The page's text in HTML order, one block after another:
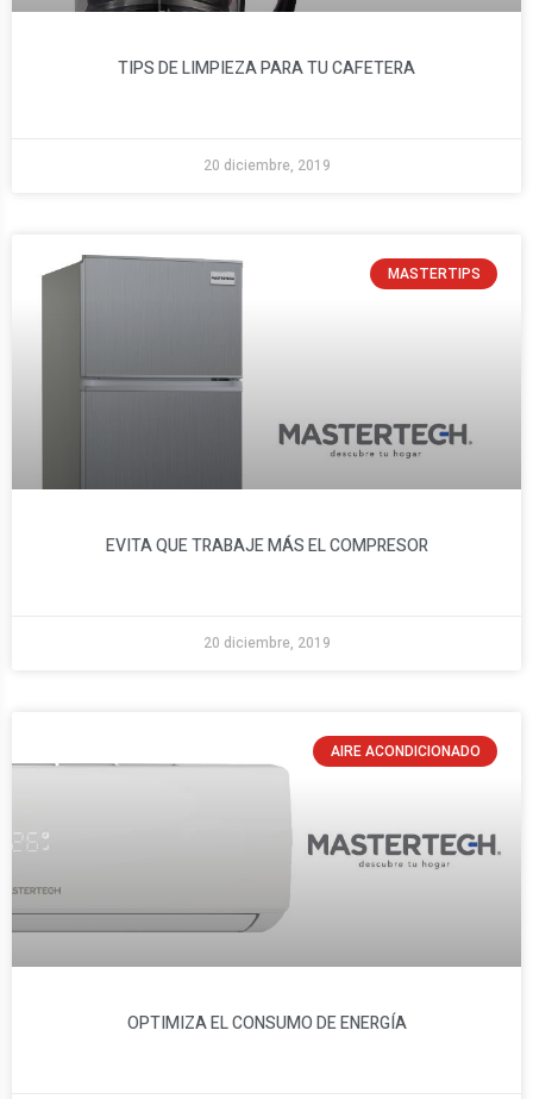
TIPS DE LIMPIEZA PARA TU CAFETERA
20 diciembre, 2019
MASTERTIPS
EVITA QUE TRABAJE MÁS EL COMPRESOR
20 diciembre, 2019
AIRE ACONDICIONADO
OPTIMIZA EL CONSUMO DE ENERGÍA